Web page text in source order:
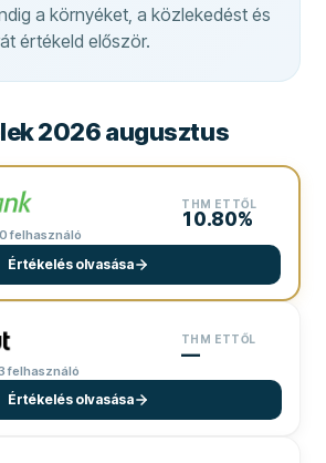
a környéket, a közlekedést és
értékeld először.
2026 augusztus
felhasználó
THM ETTŐL
10.80%
Értékelés olvasása
felhasználó
THM ETTŐL
—
Értékelés olvasása